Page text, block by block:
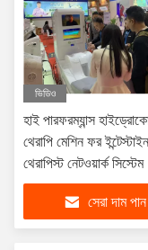
ভিডিও
হাই পারফরম্যান্স
থেরাপি মেশিন ফর
থেরাপিস্ট নেটওয়ার্ক সিস্টেম
সেরা দাম পান